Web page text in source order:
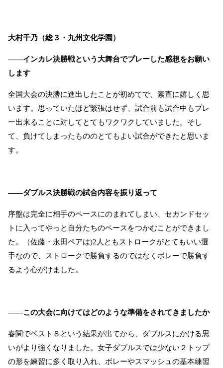
大村千乃（総３・九州文化学園）
――インカレ決勝戦という大舞台でプレーした感想をお願い
します
全国大会の決勝に進出したことが初めてで、素直に嬉しく思
います。思っていたほど緊張はせず、試合前も試合中もプレ
ー出来ることに対してとてもワクワクしていました。そし
て、負けてしまったもののとてもよい試合ができたと思いま
す。
――ダブルス決勝戦の試合内容を振り返って
序盤は完全に相手のペースにのまれてしまい、セカンドセッ
トに入ってやっと自分たちのペースをつかむことができまし
た。（佐藤・永田ペアは)2人ともストロークがとてもいい選
手なので、ストロークで勝負するのではなくボレーで勝負す
るよう心がけました。
――この大会に向けてはどのような準備をされてきましたか
春関でベスト８という結果が出てから、ダブルスにかける思
いがより強くなりました。女子ダブルスでは少ない２トップ
の形を練習に多く取り入れ、ボレーやスマッシュの基本練習